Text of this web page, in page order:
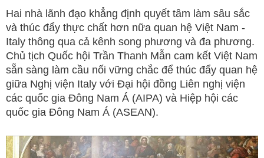
Hai nhà lãnh đạo khẳng định quyết tâm làm sâu sắc
và thúc đẩy thực chất hơn nữa quan hệ Việt Nam -
Italy thông qua cả kênh song phương và đa phương.
Chủ tịch Quốc hội Trần Thanh Mẫn cam kết Việt Nam
sẵn sàng làm cầu nối vững chắc để thúc đẩy quan hệ
giữa Nghị viện Italy với Đại hội đồng Liên nghị viện
các quốc gia Đông Nam Á (AIPA) và Hiệp hội các
quốc gia Đông Nam Á (ASEAN).